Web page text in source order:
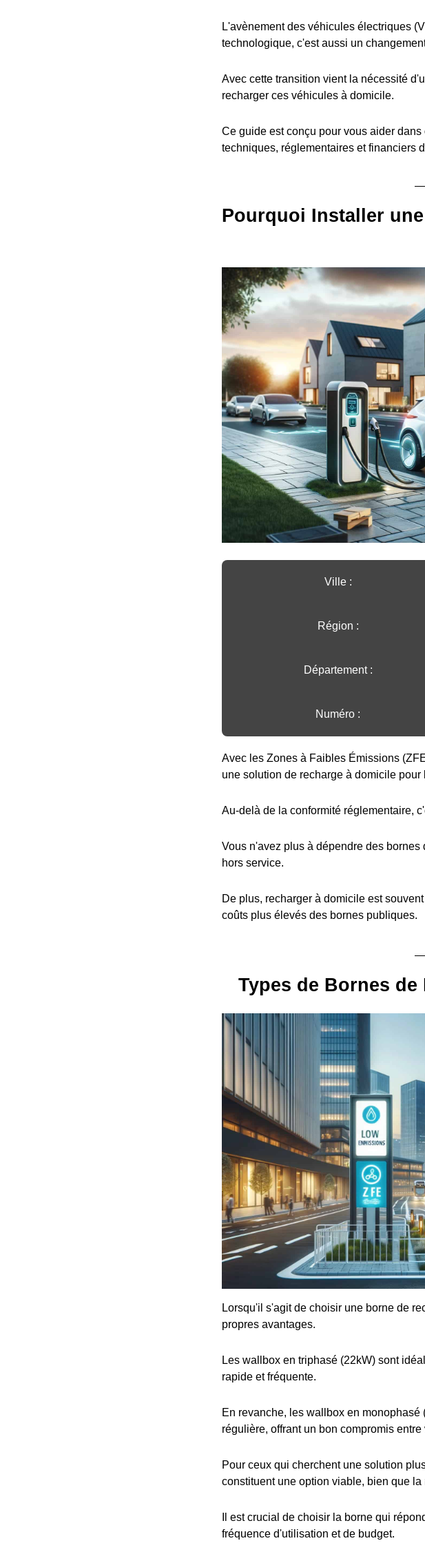
L'avènement des véhicules électriques
technologique, c'est aussi un
Avec cette transition vient la nécessité
recharger ces véhicules à domicile.
Ce guide est conçu pour vous aider
techniques, réglementaires et financiers
Pourquoi Installer
Ville :️
Région :️
Département :
Numéro :
Avec les Zones à Faibles Émissions
une solution de recharge à domicile
Au-delà de la conformité réglementaire,
Vous n'avez plus à dépendre des
hors service.
De plus, recharger à domicile est
coûts plus élevés des bornes publiques.
Types de Bornes de
Lorsqu'il s'agit de choisir une borne de
propres avantages.
Les wallbox en triphasé (22kW) sont
rapide et fréquente.
En revanche, les wallbox en
régulière, offrant un bon compromis entre
Pour ceux qui cherchent une solution
constituent une option viable, bien que
Il est crucial de choisir la borne qui
fréquence d'utilisation et de budget.